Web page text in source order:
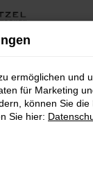
ermöglichen und
für Marketing
können Sie
Sie hier: